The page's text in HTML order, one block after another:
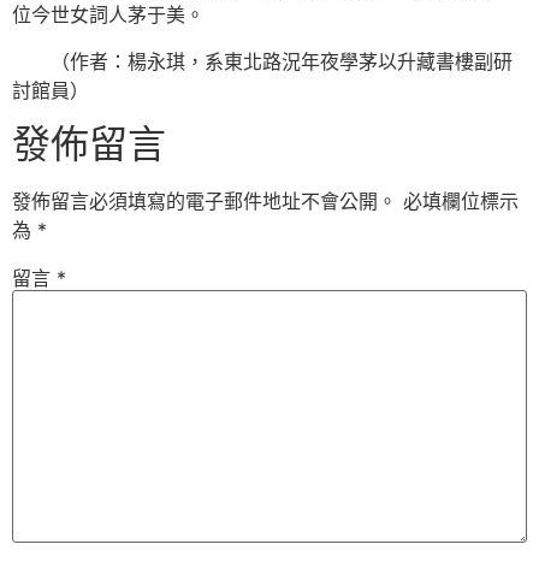
位今世女詞人茅于美。
（作者：楊永琪，系東北路況年夜學茅以升藏書樓副研
討館員）
發佈留言
發佈留言必須填寫的電子郵件地址不會公開。 必填欄位標示
為 *
留言 *